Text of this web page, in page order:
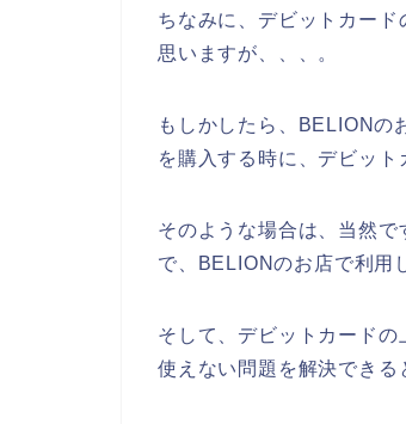
ちなみに、デビットカー
思いますが、、、。
もしかしたら、BELIONの
を購入する時に、デビッ
そのような場合は、当然
で、BELIONのお店で利用
そして、デビットカード
使えない問題を解決できる